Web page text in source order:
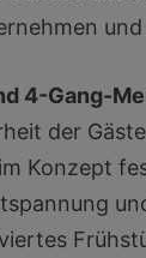
4-Gang-
der
Konzept